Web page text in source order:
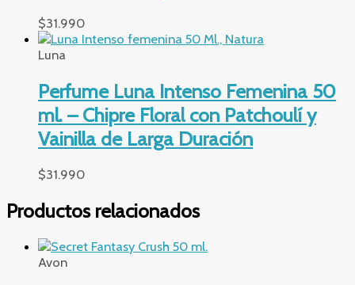
$31.990
Luna
Perfume Luna Intenso Femenina 50
ml. – Chipre Floral con Patchoulí y
Vainilla de Larga Duración
$31.990
Productos relacionados
Avon